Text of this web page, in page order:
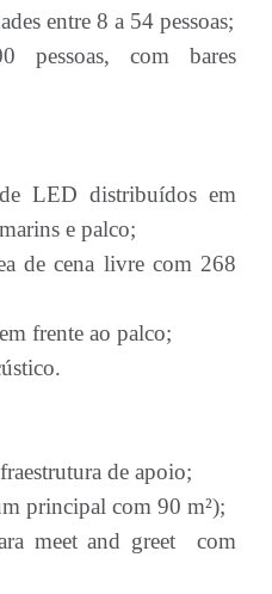
entre 8 a 54 pessoas;
com bares
LED distribuídos em
e palco;
de cena livre com 268
frente ao palco;
de apoio;
principal com 90 m²);
meet and greet com